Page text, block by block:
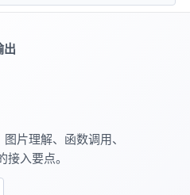
出
片理解、函数调用、
入要点。